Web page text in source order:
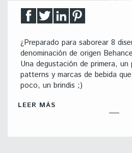
¿Preparado para saborear 8
denominación de origen
Una degustación de primera,
patterns y marcas de bebida
poco, un brindis ;)
LEER MÁS